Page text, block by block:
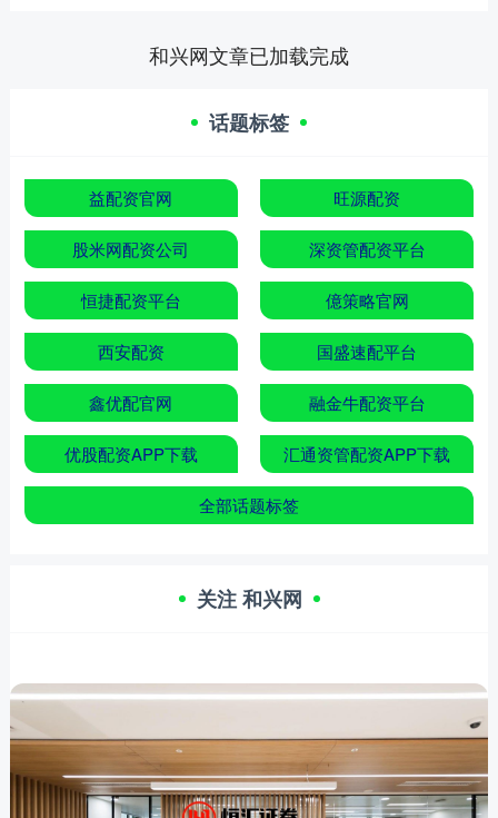
和兴网文章已加载完成
话题标签
益配资官网 旺源配资
股米网配资公司 深资管配资平台
恒捷配资平台 億策略官网
西安配资 国盛速配平台
鑫优配官网 融金牛配资平台
优股配资APP下载 汇通资管配资APP下载
全部话题标签
关注 和兴网